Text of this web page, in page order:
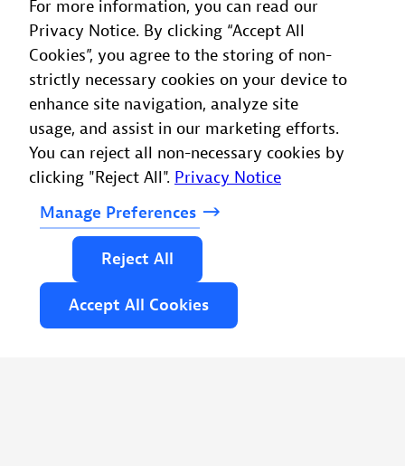
manter e melhorar a confiabilidade do
sistema.
Ventsi Trendafilov
Business Continuity Manager, Coca-Cola Hellenic
Beverage Company
For more information, you can read our
Privacy Notice. By clicking “Accept All
Cookies”, you agree to the storing of non-
strictly necessary cookies on your device to
enhance site navigation, analyze site
usage, and assist in our marketing efforts.
You can reject all non-necessary cookies by
clicking "Reject All". Privacy Notice
Manage Preferences
Reject All
Accept All Cookies